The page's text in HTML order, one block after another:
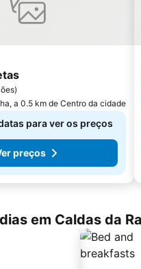
)
a 0.5 km de Centro da cidade
para ver os preços
preços
em Caldas da